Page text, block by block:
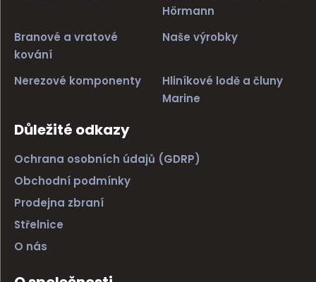
Hörmann
Branové a vratové
kování
Naše výrobky
Nerezové komponenty
Hliníkové lodě a čluny
Marine
Důležité odkazy
Ochrana osobních údajů (GDRP)
Obchodní podmínky
Prodejna zbraní
Střelnice
O nás